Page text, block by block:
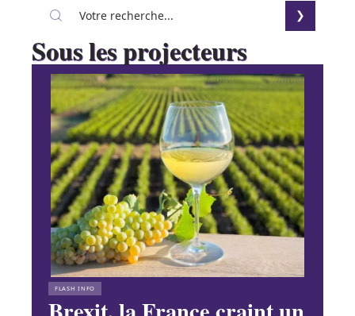
Sous les projecteurs
FLASH INFO